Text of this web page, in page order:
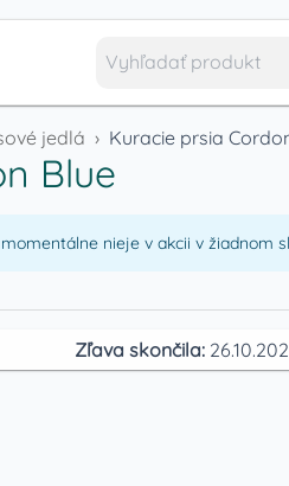
jedlá › Kuracie prsia
Blue
nieje v akcii v žiadnom
Zľava skončila: